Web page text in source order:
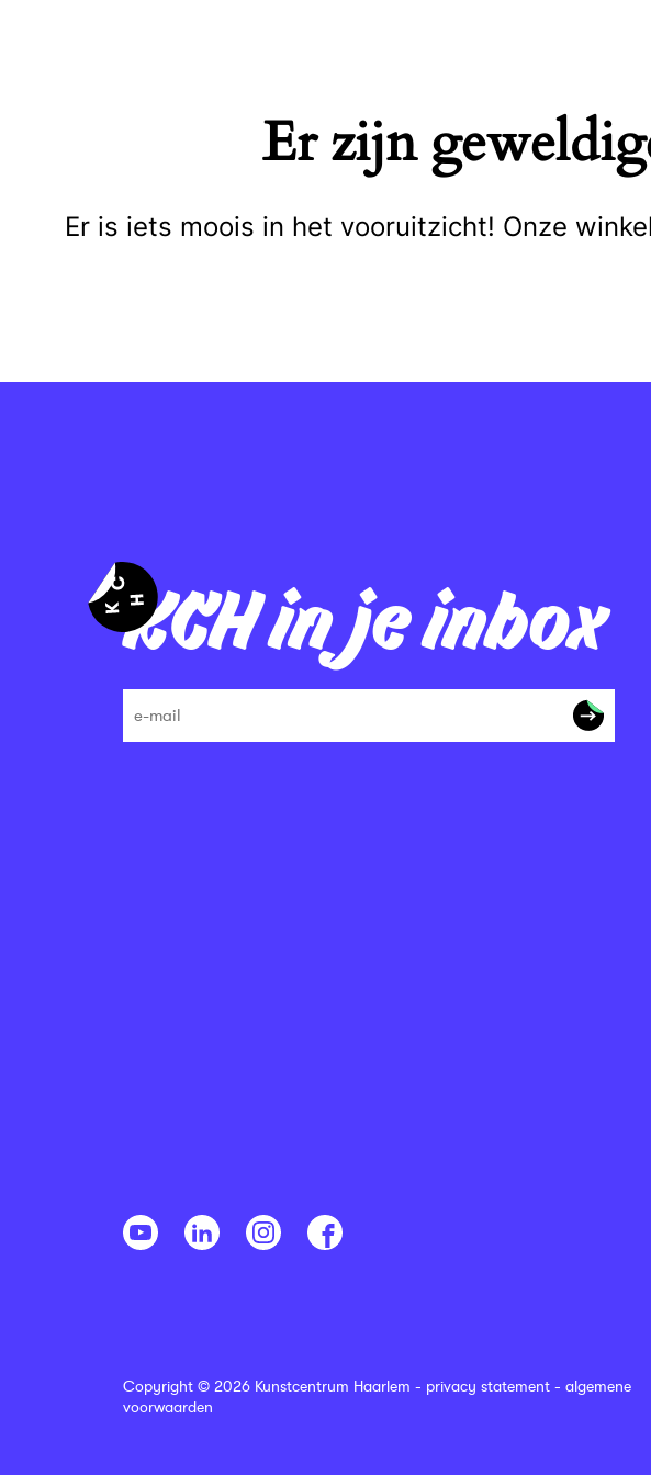
Er zijn
Er is iets moois in het vooruitzicht! Onze
KCH in je inbox
Copyright © 2026 Kunstcentrum Haarlem - privacy statement - algemene
voorwaarden